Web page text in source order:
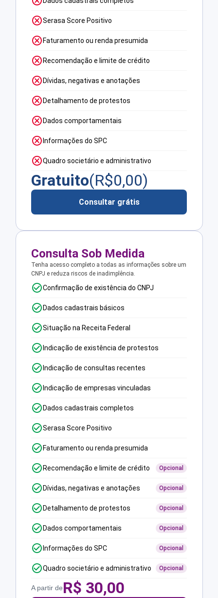
Serasa Score Positivo
Faturamento ou renda presumida
Recomendação e limite de crédito
Dívidas, negativas e anotações
Detalhamento de protestos
Dados comportamentais
Informações do SPC
Quadro societário e administrativo
Gratuito(R$0,00)
Consultar grátis
Consulta Sob Medida
Tenha acesso completo a todas as informações sobre um
CNPJ e reduza riscos de inadimplência.
Confirmação de existência do CNPJ
Dados cadastrais básicos
Situação na Receita Federal
Indicação de existência de protestos
Indicação de consultas recentes
Indicação de empresas vinculadas
Dados cadastrais completos
Serasa Score Positivo
Faturamento ou renda presumida
Recomendação e limite de crédito Opcional
Dívidas, negativas e anotações Opcional
Detalhamento de protestos Opcional
Dados comportamentais Opcional
Informações do SPC Opcional
Quadro societário e administrativo Opcional
A partir deR$ 30,00